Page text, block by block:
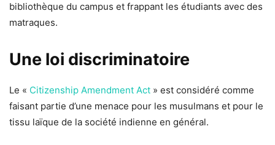
bibliothèque du campus et frappant les étudiants avec des
matraques.
Une loi discriminatoire
Le « Citizenship Amendment Act » est considéré comme
faisant partie d’une menace pour les musulmans et pour le
tissu laïque de la société indienne en général.